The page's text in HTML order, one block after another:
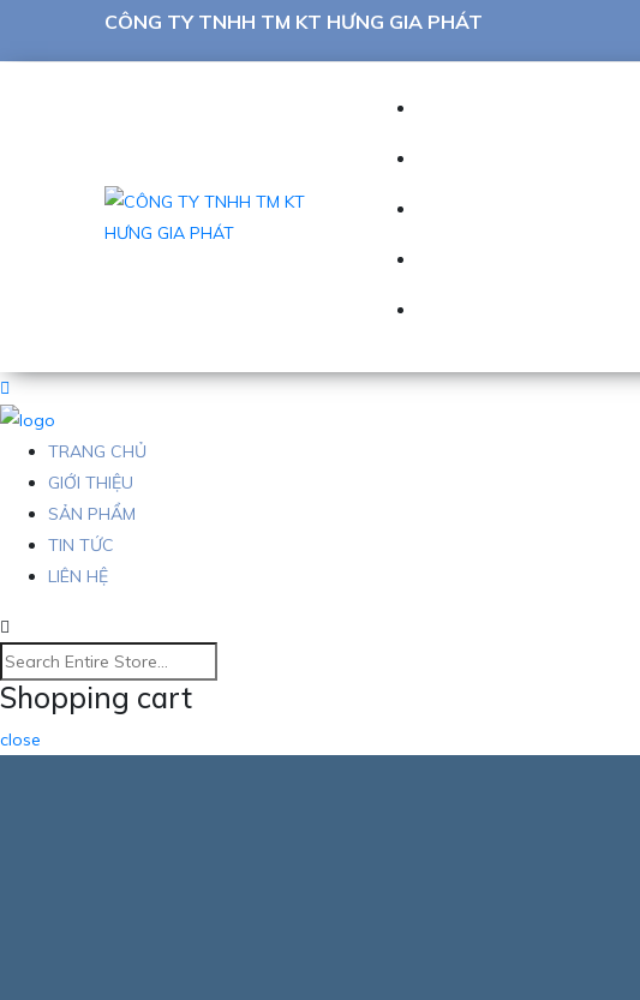
CÔNG TY TNHH TM KT HƯNG GIA PHÁT
TRANG CHỦ
GIỚI THIỆU
SẢN PHẨM
TIN TỨC
LIÊN HỆ
Shopping cart
close